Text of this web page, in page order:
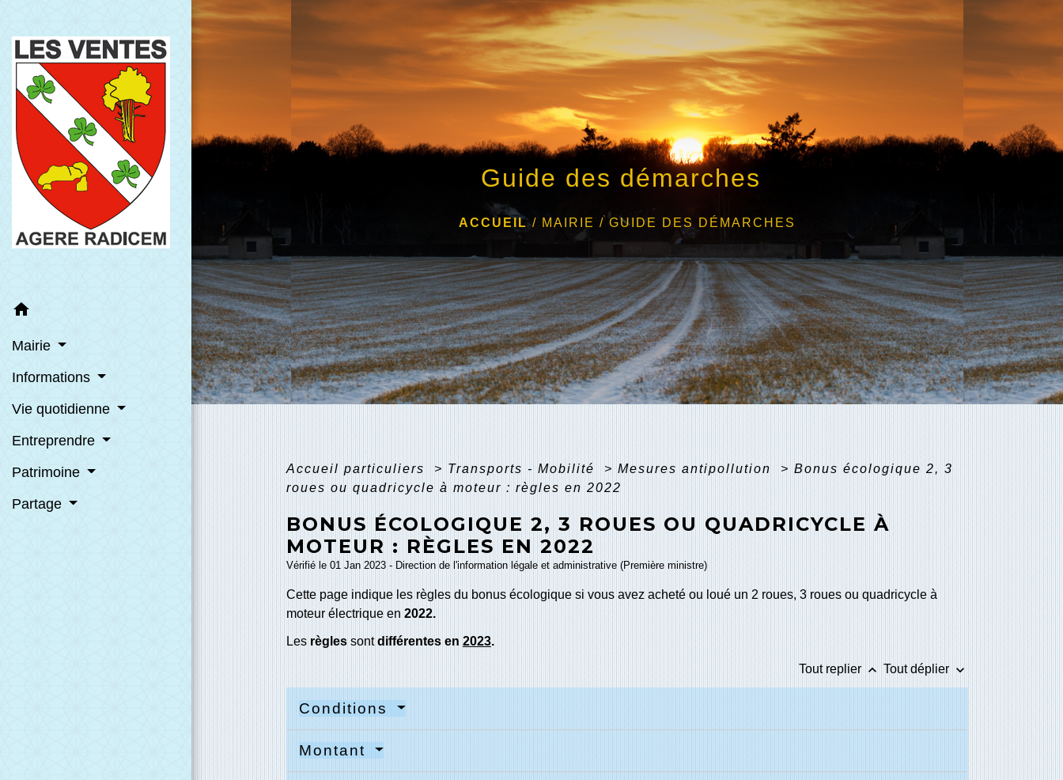
home
Mairie
Informations
Vie quotidienne
Entreprendre
Patrimoine
Partage
Guide des démarches
ACCUEIL/ MAIRIE / GUIDE DES DÉMARCHES
Accueil particuliers > Transports - Mobilité > Mesures antipollution > Bonus écologique 2, 3
roues ou quadricycle à moteur : règles en 2022
BONUS ÉCOLOGIQUE 2, 3 ROUES OU QUADRICYCLE À
MOTEUR : RÈGLES EN 2022
Vérifié le 01 Jan 2023 - Direction de l'information légale et administrative (Première ministre)
Cette page indique les règles du bonus écologique si vous avez acheté ou loué un 2 roues, 3 roues ou quadricycle à
moteur électrique en 2022.
Les règlessontdifférentes en 2023.
Tout replier keyboard_arrow_up Tout déplier keyboard_arrow_down
Conditions
Montant